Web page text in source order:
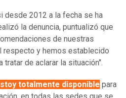
desde 2012 a la fecha se ha
la denuncia, puntualizó que
de nuestras
respecto y hemos establecido
de aclarar la situación".
totalmente disponible para